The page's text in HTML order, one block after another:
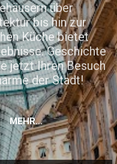
über
bis hin zur
Küche bietet
Geschichte
jetzt Ihren Besuch
der Stadt!
MEHR…